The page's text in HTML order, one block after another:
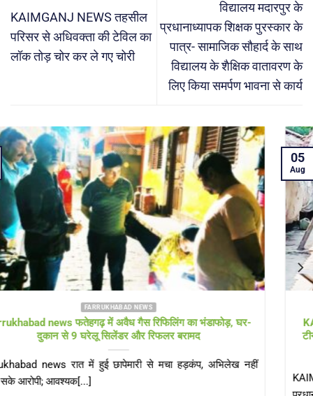
KAIMGANJ NEWS तहसील
परिसर से अधिवक्ता की टेविल का
लॉक तोड़ चोर कर ले गए चोरी
विद्यालय मदारपुर के
प्रधानाध्यापक शिक्षक पुरस्कार के
पात्र- सामाजिक सौहार्द के साथ
विद्यालय के शैक्षिक वातावरण के
लिए किया समर्पण भावना से कार्य
FARRUKHABAD NEWS KAIMGANJ NEWS
KAIMGANJ NEWS प्रधानमंत्री आवास योजना पर उठे सवाल! कच्चे
टीनशेड में गुजर रही जिंदगी, कई बार गुहार के बाद भी नहीं मिला गरीबों को
पक्का आशियाना
KAIMGANJ NEWS कायमगंज, फर्रुखाबाद। केंद्र सरकार की महत्वाकांक्षी
05
Aug